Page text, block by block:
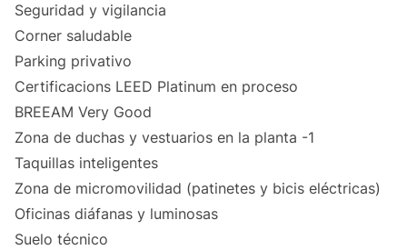
Seguridad y vigilancia
Corner saludable
Parking privativo
Certificacions LEED Platinum en proceso
BREEAM Very Good
Zona de duchas y vestuarios en la planta -1
Taquillas inteligentes
Zona de micromovilidad (patinetes y bicis eléctricas)
Oficinas diáfanas y luminosas
Suelo técnico